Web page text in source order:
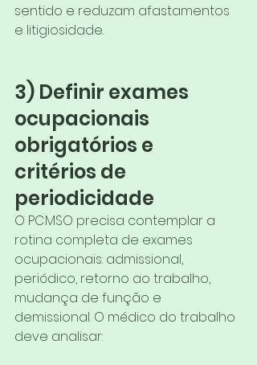
sentido e reduzam afastamentos
e litigiosidade.
3) Definir exames
ocupacionais
obrigatórios e
critérios de
periodicidade
O PCMSO precisa contemplar a
rotina completa de exames
ocupacionais: admissional,
periódico, retorno ao trabalho,
mudança de função e
demissional. O médico do trabalho
deve analisar: